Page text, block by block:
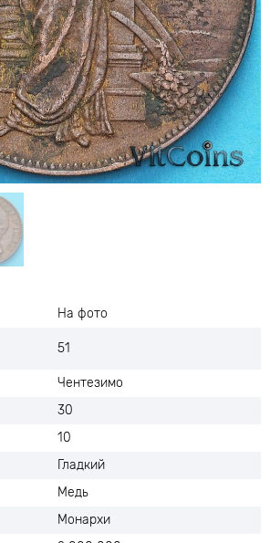
На фото
51
Чентезимо
30
10
Гладкий
Медь
Монархи